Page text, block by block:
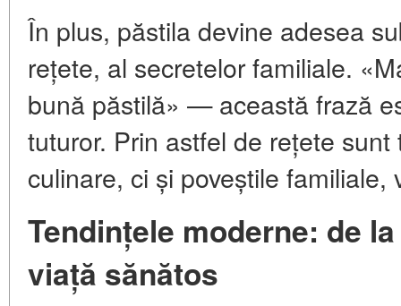
În plus, păstila devine adesea
rețete, al secretelor familiale.
bună păstilă» — această frază
tuturor. Prin astfel de rețete
culinare, ci și poveștile familiale,
Tendințele moderne: de
viață sănătos